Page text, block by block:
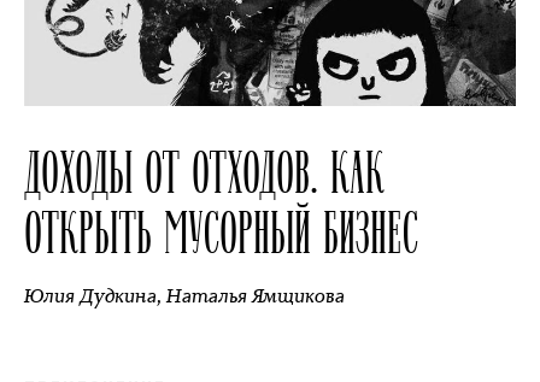
ДОХОДЫ ОТ ОТХОДОВ. КАК
ОТКРЫТЬ МУСОРНЫЙ БИЗНЕС
Юлия Дудкина,Наталья Ямщикова